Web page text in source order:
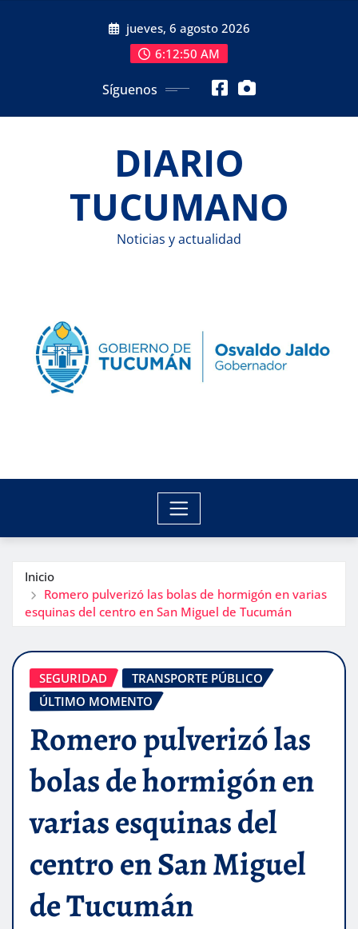
jueves, 6 agosto 2026
6:12:51 AM
Síguenos
DIARIO
TUCUMANO
Noticias y actualidad
Inicio
Romero pulverizó las bolas de hormigón en varias
esquinas del centro en San Miguel de Tucumán
SEGURIDAD
TRANSPORTE PÚBLICO
ÚLTIMO MOMENTO
Romero pulverizó las
bolas de hormigón en
varias esquinas del
centro en San Miguel
de Tucumán